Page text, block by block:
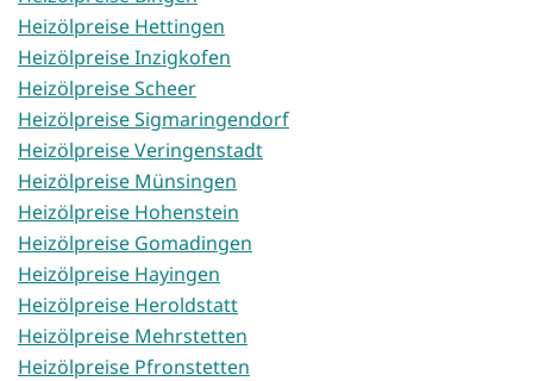
Heizölpreise Hettingen
Heizölpreise Inzigkofen
Heizölpreise Scheer
Heizölpreise Sigmaringendorf
Heizölpreise Veringenstadt
Heizölpreise Münsingen
Heizölpreise Hohenstein
Heizölpreise Gomadingen
Heizölpreise Hayingen
Heizölpreise Heroldstatt
Heizölpreise Mehrstetten
Heizölpreise Pfronstetten